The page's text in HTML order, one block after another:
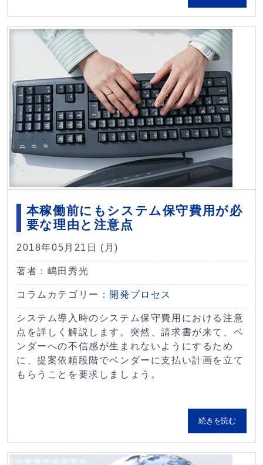
本稼働前にもシステム保守費用が必
要な理由と注意点
2018年05月21日 (月)
著者：嶋田秀光
コラムカテゴリー： 開発プロセス
システム導入時のシステム保守費用における注意
点を詳しく解説します。突然、請求書が来て、ベ
ンダーへの不信感が生まれないようにするため
に、提案依頼段階でベンダーに支払い計画を立て
もらうことを要求しましょう。
続きを読む